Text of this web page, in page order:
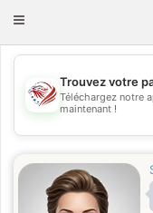
Toggle
💖
Trouvez votre
Téléchargez notre
maintenant !